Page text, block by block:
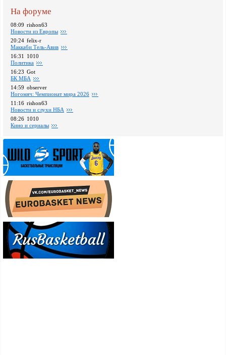
На форуме
08:09 rishon63
Новости из Европы
20:24 felix-r
Маккаби Тель-Авив
16:31
1010
Политика
16:23 Got
БК МБА
14:59 observer
Ногомяч: Чемпионат мира 2026
11:16 rishon63
Новости и слухи НБА
08:26 1010
Кино и сериалы